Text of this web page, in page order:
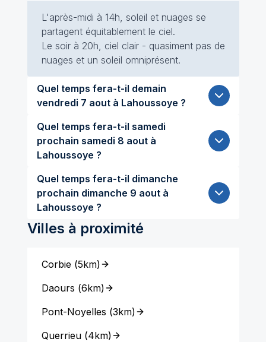
L'après-midi à 14h, soleil et nuages se
partagent équitablement le ciel.
Le soir à 20h, ciel clair - quasiment pas de
nuages et un soleil omniprésent.
Quel temps fera-t-il demain
vendredi 7 aout à Lahoussoye ?
Quel temps fera-t-il samedi
prochain samedi 8 aout à
Lahoussoye ?
Quel temps fera-t-il dimanche
prochain dimanche 9 aout à
Lahoussoye ?
Villes à proximité
Corbie(5km)
Daours (6km)
Pont-Noyelles (3km)
Querrieu(4km)